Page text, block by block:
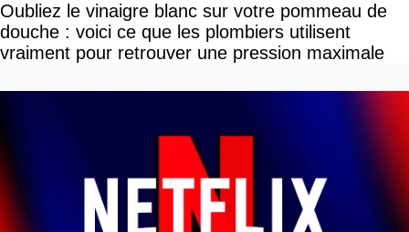
Oubliez le vinaigre blanc sur votre pommeau de
douche : voici ce que les plombiers utilisent
vraiment pour retrouver une pression maximale